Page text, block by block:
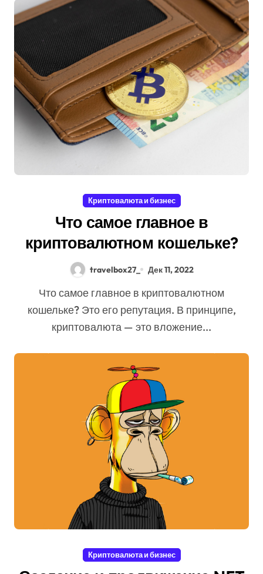
Криптовалюта и бизнес
Что самое главное в
криптовалютном кошельке?
travelbox27_ Дек 11, 2022
Что самое главное в криптовалютном
кошельке? Это его репутация. В принципе,
криптовалюта — это вложение...
Криптовалюта и бизнес